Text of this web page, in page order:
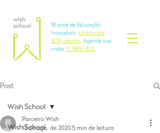
18 anos de Educação
Inovadora
Matrículas
2026 abertas Agende sua
visita: 11 98916.3922
Post
Wish School
Wish School
Parceiro Wish
13 de ago. de 20205 min de leitura